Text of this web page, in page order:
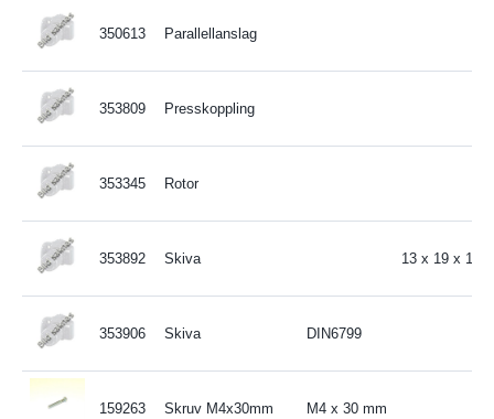
350613 Parallellanslag
353809 Presskoppling
353345 Rotor
353892 Skiva 13 x 19 x 1
353906 Skiva DIN6799
159263 Skruv M4x30mm M4 x 30 mm